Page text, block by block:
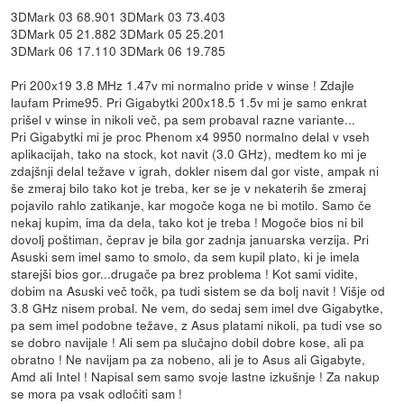
3DMark 03 68.901 3DMark 03 73.403
3DMark 05 21.882 3DMark 05 25.201
3DMark 06 17.110 3DMark 06 19.785
Pri 200x19 3.8 MHz 1.47v mi normalno pride v winse ! Zdajle
laufam Prime95. Pri Gigabytki 200x18.5 1.5v mi je samo enkrat
prišel v winse in nikoli več, pa sem probaval razne variante...
Pri Gigabytki mi je proc Phenom x4 9950 normalno delal v vseh
aplikacijah, tako na stock, kot navit (3.0 GHz), medtem ko mi je
zdajšnji delal težave v igrah, dokler nisem dal gor viste, ampak ni
še zmeraj bilo tako kot je treba, ker se je v nekaterih še zmeraj
pojavilo rahlo zatikanje, kar mogoče koga ne bi motilo. Samo če
nekaj kupim, ima da dela, tako kot je treba ! Mogoče bios ni bil
dovolj poštiman, čeprav je bila gor zadnja januarska verzija. Pri
Asuski sem imel samo to smolo, da sem kupil plato, ki je imela
starejši bios gor...drugače pa brez problema ! Kot sami vidite,
dobim na Asuski več točk, pa tudi sistem se da bolj navit ! Višje od
3.8 GHz nisem probal. Ne vem, do sedaj sem imel dve Gigabytke,
pa sem imel podobne težave, z Asus platami nikoli, pa tudi vse so
se dobro navijale ! Ali sem pa slučajno dobil dobre kose, ali pa
obratno ! Ne navijam pa za nobeno, ali je to Asus ali Gigabyte,
Amd ali Intel ! Napisal sem samo svoje lastne izkušnje ! Za nakup
se mora pa vsak odločiti sam !